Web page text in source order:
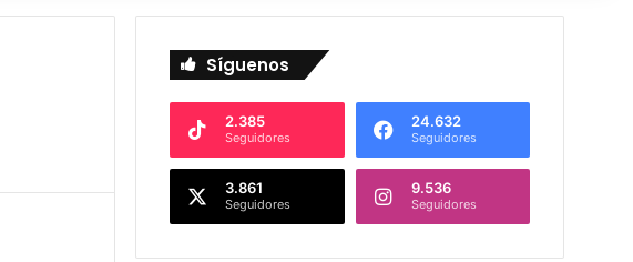
Síguenos
2.385
Seguidores
24.632
Seguidores
3.861
Seguidores
9.536
Seguidores